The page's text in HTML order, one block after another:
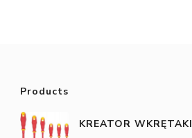
Products
KREATOR